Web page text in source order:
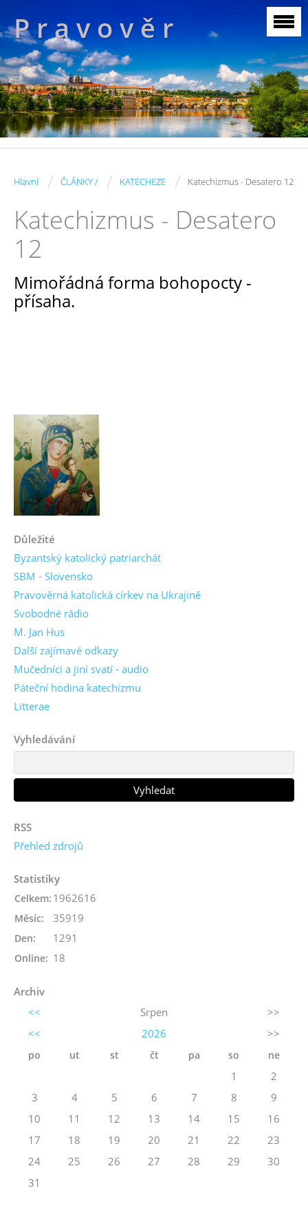
P r a v o v ě r
Hlavní / ČLÁNKY / / KATECHEZE / Katechizmus - Desatero 12
Katechizmus - Desatero
12
Mimořádná forma bohopocty -
přísaha.
Důležité
Byzantský katolický patriarchát
SBM - Slovensko
Pravověrná katolická církev na Ukrajině
Svobodné rádio
M. Jan Hus
Další zajímavé odkazy
Mučedníci a jiní svatí - audio
Páteční hodina katechizmu
Litterae
Vyhledávání
RSS
Přehled zdrojů
Statistiky
Online: 18
Celkem: 1962616
Měsíc: 35919
Den: 1291
Archiv
<<
Srpen
>>
<<
2026 >>
po ut st čt pa so ne
1
2
3
4 5 6 7 8
9
10
11 12 13 14 15
16
17
18 19 20 21 22
23
24
25 26 27 28 29
30
31